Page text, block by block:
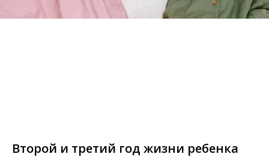
Второй и третий год жизни ребенка